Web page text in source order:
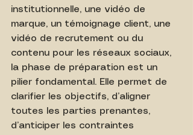
institutionnelle, une vidéo de
marque, un témoignage client, une
vidéo de recrutement ou du
contenu pour les réseaux sociaux,
la phase de préparation est un
pilier fondamental. Elle permet de
clarifier les objectifs, d’aligner
toutes les parties prenantes,
d’anticiper les contraintes